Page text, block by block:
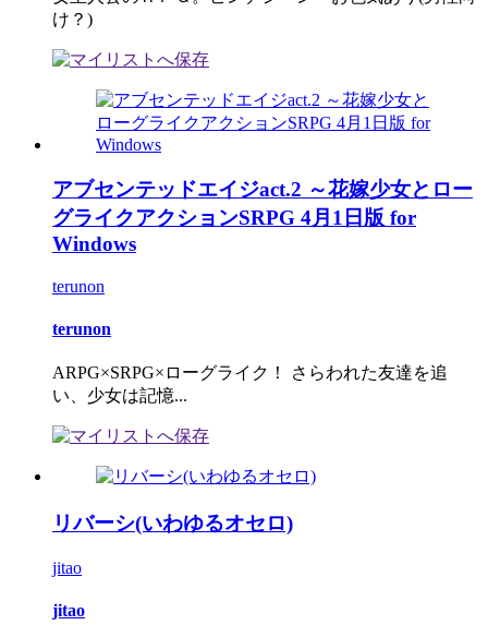
け？)
アブセンテッドエイジact.2 ～花嫁少女とロー
グライクアクションSRPG 4月1日版 for
Windows
terunon
terunon
ARPG×SRPG×ローグライク！ さらわれた友達を追
い、少女は記憶...
リバーシ(いわゆるオセロ)
jitao
jitao